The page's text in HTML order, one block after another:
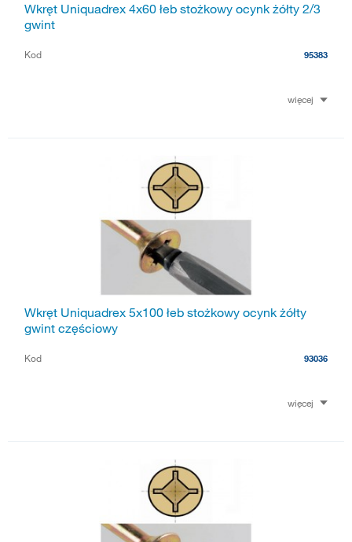
Wkręt Uniquadrex 4x60 łeb stożkowy ocynk żółty 2/3
gwint
Kod 95383
więcej
Wkręt Uniquadrex 5x100 łeb stożkowy ocynk żółty
gwint częściowy
Kod 93036
więcej